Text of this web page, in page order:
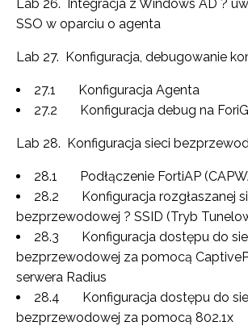
Lab 26. Integracja z Windows AD ?
SSO w oparciu o agenta
Lab 27. Konfiguracja, debugowanie
27.1 Konfiguracja Agenta
27.2 Konfiguracja debug na
Lab 28. Konfiguracja sieci
28.1 Podłączenie FortiAP
28.2 Konfiguracja rozgłaszanej
bezprzewodowej ? SSID (Tryb
28.3 Konfiguracja dostępu do
bezprzewodowej za pomocą
serwera Radius
28.4 Konfiguracja dostępu do
bezprzewodowej za pomocą 802.1x